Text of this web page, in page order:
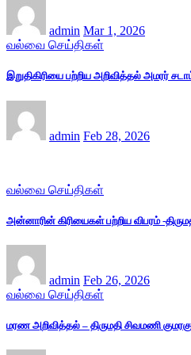
admin Mar 1, 2026
வல்வை செய்திகள்
இறுதிகிரியை பற்றிய அறிவித்தல் அமரர்
admin Feb 28, 2026
வல்வை செய்திகள்
அன்னாரின் கிரியைகள் பற்றிய விபரம் -
admin Feb 26, 2026
வல்வை செய்திகள்
மரண அறிவித்தல் – திருமதி சிவமணி